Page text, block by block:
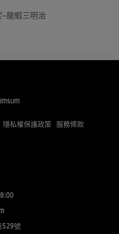
-龍蝦三明治
隱私權保護政策 服務條款
529號